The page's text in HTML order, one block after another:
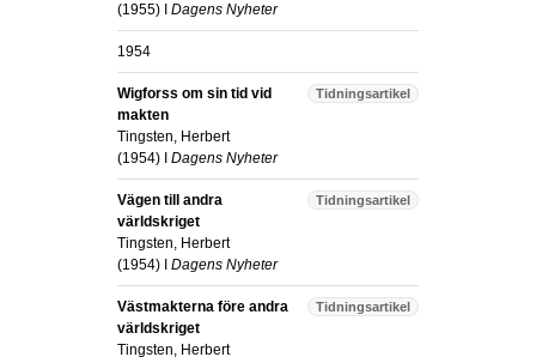
(1955) I Dagens Nyheter
1954
Tidningsartikel
Wigforss om sin tid vid
makten
Tingsten, Herbert
(1954) I Dagens Nyheter
Tidningsartikel
Vägen till andra
världskriget
Tingsten, Herbert
(1954) I Dagens Nyheter
Tidningsartikel
Västmakterna före andra
världskriget
Tingsten, Herbert